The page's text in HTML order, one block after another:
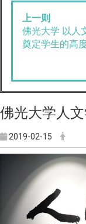
上一则
佛光大学 以人
奠定学生的高
佛光大学人
2019-02-15